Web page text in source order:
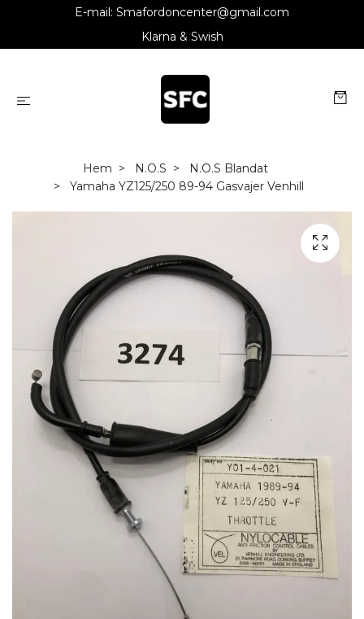
E-mail: Smafordoncenter@gmail.com
Klarna & Swish
Hem N.O.S
N.O.S Blandat
Yamaha YZ125/250 89-94 Gasvajer Venhill